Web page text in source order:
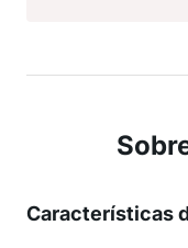
Características